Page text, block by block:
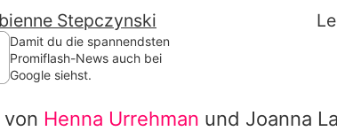
Familie & Liebe
Stepczynski
Damit du die spannendsten
Promiflash-News auch bei
Google siehst.
Henna Urrehman und Joanna